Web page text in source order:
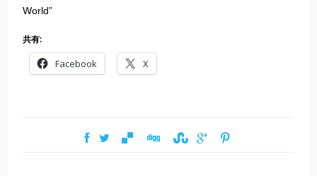
World”
共有:
Facebook X